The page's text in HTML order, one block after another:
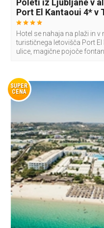
Poleti iz Ljubljane v
Port El Kantaoui 4* v
Hotel se nahaja na plaži in
turističnega letovišča Port
ulice, magične pojoče
SUPER
CENA